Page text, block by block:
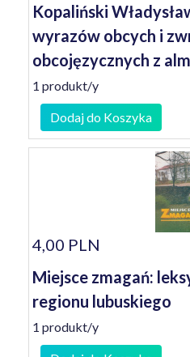
Kopaliński
wyrazów obcych i
obcojęzycznych z
1 produkt/y
Dodaj do Koszyka
4,00 PLN
Miejsce zmagań:
regionu lubuskiego
1 produkt/y